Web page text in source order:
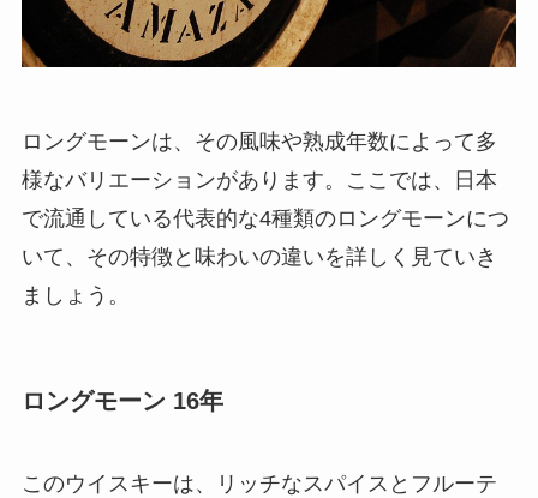
ロングモーンは、その風味や熟成年数によって多
様なバリエーションがあります。ここでは、日本
で流通している代表的な4種類のロングモーンにつ
いて、その特徴と味わいの違いを詳しく見ていき
ましょう。
ロングモーン 16年
このウイスキーは、リッチなスパイスとフルーテ